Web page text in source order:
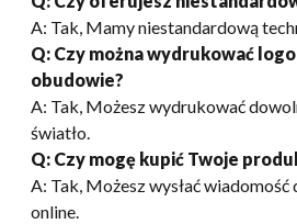
A: Tak, Mamy niestandardową
Q: Czy można wydrukować
obudowie?
A: Tak, Możesz wydrukować
światło.
Q: Czy mogę kupić Twoje
A: Tak, Możesz wysłać wiadomość
online.